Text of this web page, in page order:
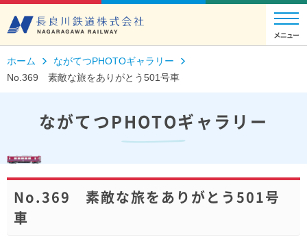
ホーム
ながてつPHOTOギャラリー
No.369 素敵な旅をありがとう501号車
ながてつPHOTOギャラリー
No.369 素敵な旅をありがとう501号
車